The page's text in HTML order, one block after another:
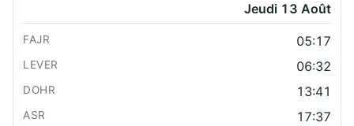
Jeudi 13 Août
05:17
06:32
13:41
17:37